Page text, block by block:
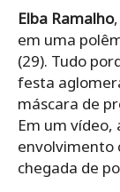
Elba Ramalho
em uma
(29). Tudo
festa
máscara de
Em um
envolvimento
chegada de